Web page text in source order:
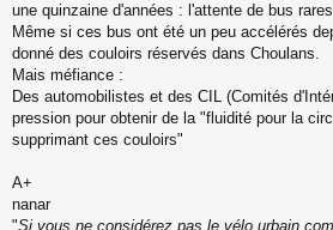
une quinzaine d'années : l'attente de bus
Même si ces bus ont été un peu accélérés
donné des couloirs réservés dans Choulans.
Mais méfiance :
Des automobilistes et des CIL (Comités
pression pour obtenir de la "fluidité pour la
supprimant ces couloirs"
A+
nanar
"Si vous ne considérez pas le vélo urbain